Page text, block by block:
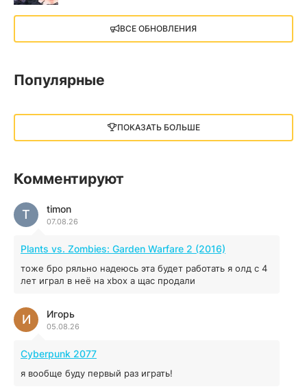
X4: Foundations (2018)
13.73 GB 2018
13 ГБ 2025
illWill
04.12.2025
MAFIA: THE OLD COUNTRY
44.98 ГБ 2025
04.12.2025
Red Chaos - The Strict Order
04.12.2025
ВСЕ ОБНОВЛЕНИЯ
Популярные
ПОКАЗАТЬ БОЛЬШЕ
Комментируют
timon
07.08.26
T
Plants vs. Zombies: Garden Warfare 2 (2016)
тоже бро ряльно надеюсь эта будет работать я олд с 4
лет играл в неё на xbox а щас продали
Игорь
05.08.26
И
Cyberpunk 2077
я вообще буду первый раз играть!